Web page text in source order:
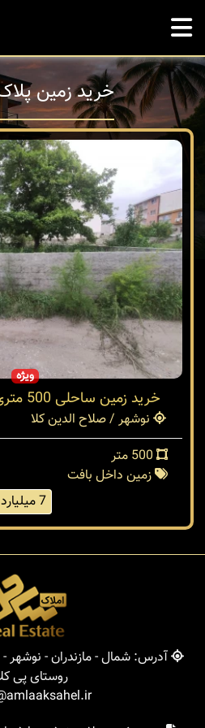
خرید زمین
ویژه
خرید زمین ساحلی 500 متری در صلاح الدین کلا
نوشهر / صلاح الدین کلا
زمین داخل بافت
7 میلیارد
آدرس: شمال - مازندران -
روستای پی